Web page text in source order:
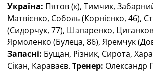
Україна: Пятов (к), Тимчик,
Матвієнко, Соболь (Корнієнко, 46),
(Сидорчук, 77), Шапаренко,
Ярмоленко (Булеца, 86), Яремчук
Запасні: Бущан, Різник, Сирота,
Сікан, Караваєв. Тренер: Олександр